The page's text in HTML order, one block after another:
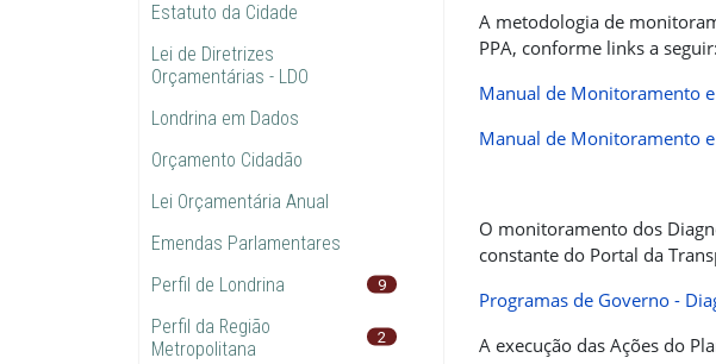
Estatuto da Cidade
Lei de Diretrizes
Orçamentárias - LDO
Londrina em Dados
Orçamento Cidadão
Lei Orçamentária Anual
Emendas Parlamentares
Perfil de Londrina
9
Perfil da Região
Metropolitana
2
A metodologia de
PPA, conforme links a seguir:
Manual de Monitoramento
Manual de Monitoramento
O monitoramento dos
constante do Portal da
Programas de Governo -
A execução das Ações do